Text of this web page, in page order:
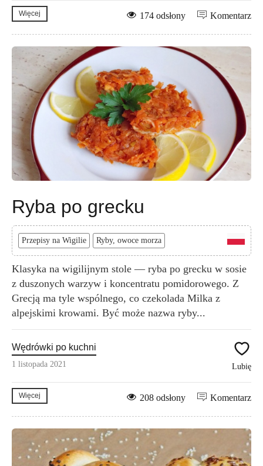
Więcej Komentarz
174 odsłony
Ryba po grecku
Przepisy na Wigilie Ryby, owoce morza
Klasyka na wigilijnym stole — ryba po grecku w sosie
z duszonych warzyw i koncentratu pomidorowego. Z
Grecją ma tyle wspólnego, co czekolada Milka z
alpejskimi krowami. Być może nazwa ryby...
Wędrówki po kuchni
1 listopada 2021 Lubię
Więcej Komentarz
208 odsłony